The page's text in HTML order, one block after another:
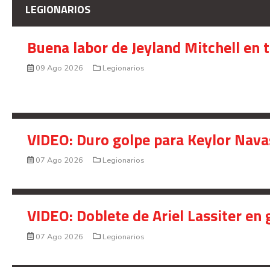
LEGIONARIOS
Buena labor de Jeyland Mitchell
09 Ago 2026 Legionarios
VIDEO: Duro golpe para Keylor
07 Ago 2026 Legionarios
VIDEO: Doblete de Ariel Lassiter
07 Ago 2026 Legionarios